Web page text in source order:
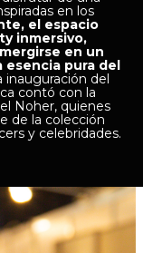
en los
el espacio
inmersivo,
en un
pura del
del
contó con la
Noher, quienes
de la colección
y celebridades.